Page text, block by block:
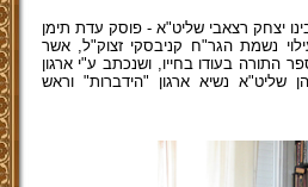
יצחק רצאבי שליט"א - פוסק עדת תימן
נשמת הגר"ח קניבסקי זצוק"ל, אשר
בעודו בחייו, ושנכתב ע"י ארגון
שליט"א נשיא ארגון "הידברות" וראש